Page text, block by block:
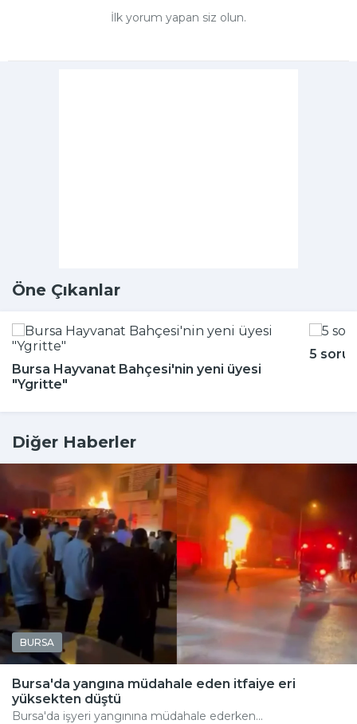
İlk yorum yapan siz olun.
Öne Çıkanlar
Bursa Hayvanat Bahçesi'nin yeni üyesi
"Ygritte"
5
Diğer Haberler
BURSA
Bursa'da yangına müdahale eden itfaiye eri
yüksekten düştü
Bursa'da işyeri yangınına müdahale ederken...